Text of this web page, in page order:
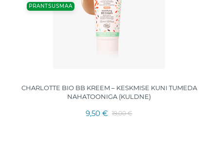
PRANTSUSMAA
CHARLOTTE BIO BB KREEM – KESKMISE KUNI TUMEDA
NAHATOONIGA (KULDNE)
9,50 € 19,00 €